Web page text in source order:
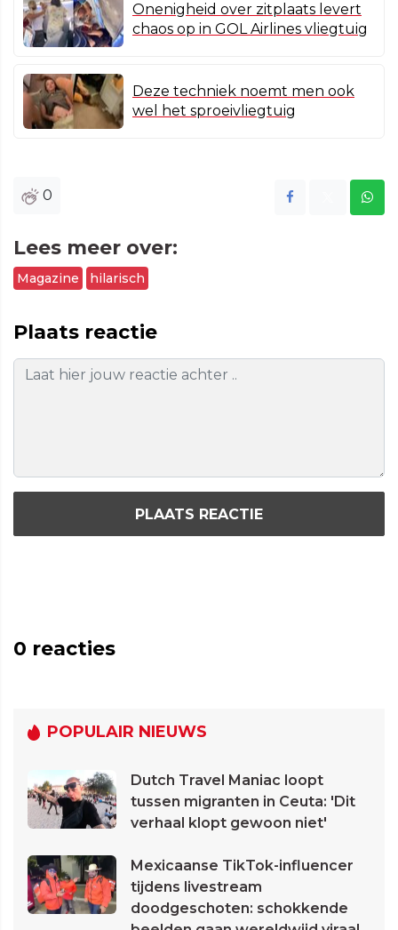
Onenigheid over zitplaats levert
chaos op in GOL Airlines vliegtuig
Deze techniek noemt men ook
wel het sproeivliegtuig
0
Lees meer over:
Magazine hilarisch
Plaats reactie
PLAATS REACTIE
0 reacties
POPULAIR NIEUWS
Dutch Travel Maniac loopt
tussen migranten in Ceuta: 'Dit
verhaal klopt gewoon niet'
Mexicaanse TikTok-influencer
tijdens livestream
doodgeschoten: schokkende